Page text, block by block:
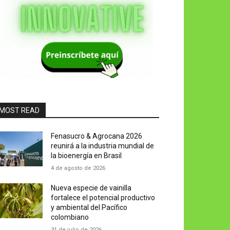
READ
Fenasucro & Agrocana 2026
reunirá a la industria mundial de
la bioenergía en Brasil
4 de agosto de 2026
Nueva especie de vainilla
fortalece el potencial productivo
y ambiental del Pacífico
colombiano